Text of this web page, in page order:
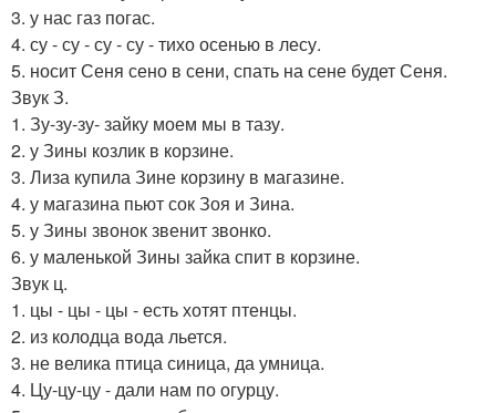
3. у нас газ погас.
4. су - су - су - су - тихо осенью в лесу.
5. носит Сеня сено в сени, спать на сене будет Сеня.
Звук З.
1. Зу-зу-зу- зайку моем мы в тазу.
2. у Зины козлик в корзине.
3. Лиза купила Зине корзину в магазине.
4. у магазина пьют сок Зоя и Зина.
5. у Зины звонок звенит звонко.
6. у маленькой Зины зайка спит в корзине.
Звук ц.
1. цы - цы - цы - есть хотят птенцы.
2. из колодца вода льется.
3. не велика птица синица, да умница.
4. Цу-цу-цу - дали нам по огурцу.